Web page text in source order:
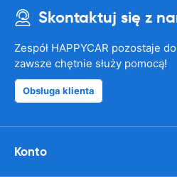
Skontaktuj się z
Zespół HAPPYCAR pozostaje
zawsze chętnie służy pomocą!
Obsługa klienta
Konto